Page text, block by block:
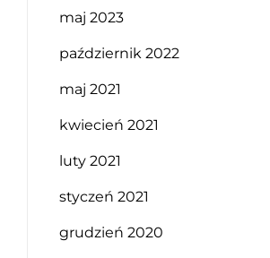
maj 2023
październik 2022
maj 2021
kwiecień 2021
luty 2021
styczeń 2021
grudzień 2020